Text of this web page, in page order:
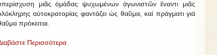
μιᾶς ὁμάδας ψυχωμένων ἀγωνιστῶν ἔναντι μιᾶς
αὐτοκρατορίας φαντάζει ὡς θαῦμα, καί πράγματι γιά
πρόκειται.
Περισσότερα